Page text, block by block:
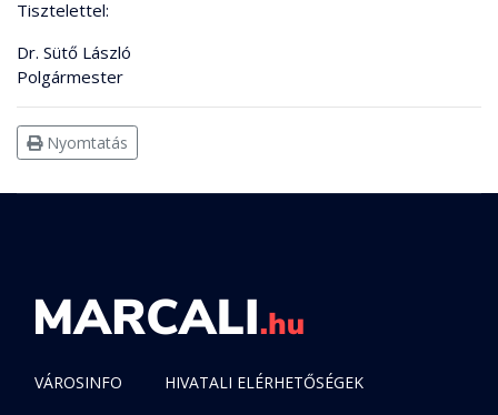
Tisztelettel:
Dr. Sütő László
Polgármester
Nyomtatás
VÁROSINFO HIVATALI ELÉRHETŐSÉGEK